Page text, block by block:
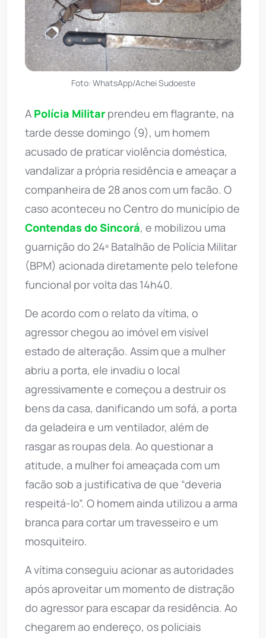
Foto: WhatsApp/Achei Sudoeste
A Polícia Militar prendeu em flagrante, na
tarde desse domingo (9), um homem
acusado de praticar violência doméstica,
vandalizar a própria residência e ameaçar a
companheira de 28 anos com um facão. O
caso aconteceu no Centro do município de
Contendas do Sincorá, e mobilizou uma
guarnição do 24º Batalhão de Polícia Militar
(BPM) acionada diretamente pelo telefone
funcional por volta das 14h40.
De acordo com o relato da vítima, o
agressor chegou ao imóvel em visível
estado de alteração. Assim que a mulher
abriu a porta, ele invadiu o local
agressivamente e começou a destruir os
bens da casa, danificando um sofá, a porta
da geladeira e um ventilador, além de
rasgar as roupas dela. Ao questionar a
atitude, a mulher foi ameaçada com um
facão sob a justificativa de que “deveria
respeitá-lo”. O homem ainda utilizou a arma
branca para cortar um travesseiro e um
mosquiteiro.
A vítima conseguiu acionar as autoridades
após aproveitar um momento de distração
do agressor para escapar da residência. Ao
chegarem ao endereço, os policiais